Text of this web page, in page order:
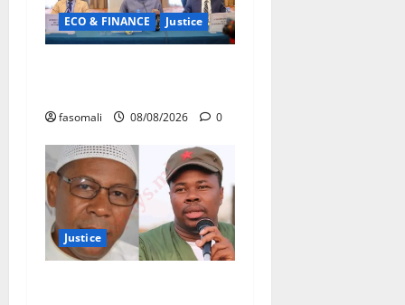
ECO & FINANCE Justice
fasomali 08/08/2026 0
Justice